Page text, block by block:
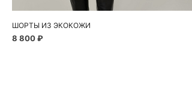
ШОРТЫ ИЗ ЭКОКОЖИ
8 800 ₽